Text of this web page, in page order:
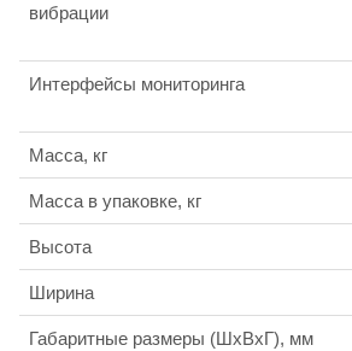
вибрации
Интерфейсы мониторинга
Масса, кг
Масса в упаковке, кг
Высота
Ширина
Габаритные размеры (ШхВхГ), мм